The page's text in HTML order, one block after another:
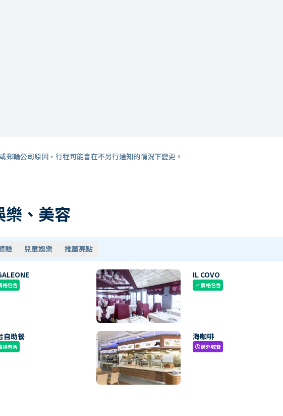
郵輪公司原因，行程可能會在不另行通知的情況下變更。
、美容
驗 兒童娛樂 推薦亮點
格包含
IL COVO
check價格包含
自助餐
格包含
海咖啡
paid額外收費